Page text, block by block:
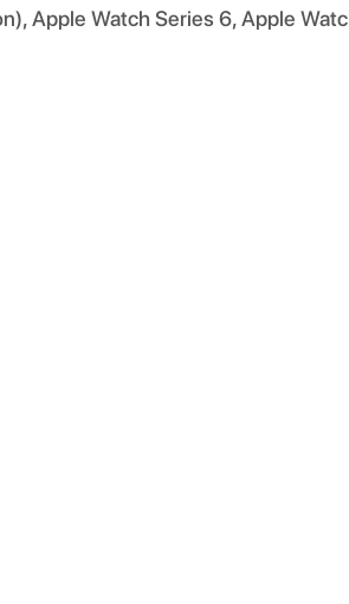
Apple Watch Series 6, Apple